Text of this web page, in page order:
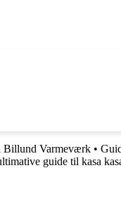
Billund Varmeværk •
guide til kasa